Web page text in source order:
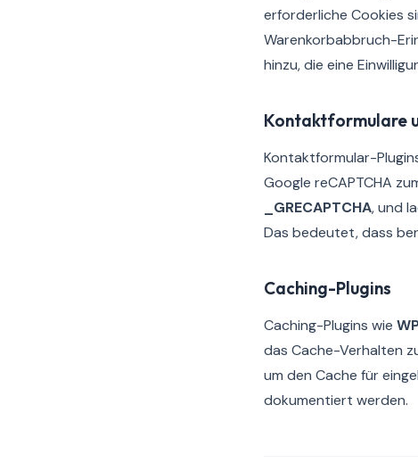
erforderliche Cookies
Warenkorbabbruch-
hinzu, die eine
Kontaktformulare
Kontaktformular-
Google reCAPTCHA
_GRECAPTCHA, und
Das bedeutet, dass
Caching-Plugins
Caching-Plugins wie
das Cache-Verhalten
um den Cache für
dokumentiert werden.